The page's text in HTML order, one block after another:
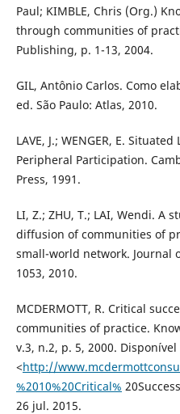
Paul; KIMBLE, Chris (Org.)
through communities of
Publishing, p. 1-13, 2004.
GIL, Antônio Carlos. Como
ed. São Paulo: Atlas, 2010.
LAVE, J.; WENGER, E.
Peripheral Participation.
Press, 1991.
LI, Z.; ZHU, T.; LAI, Wendi. A
diffusion of communities of
small-world network. Journal
1053, 2010.
MCDERMOTT, R. Critical
communities of practice.
v.3, n.2, p. 5, 2000. Disponível
<http://
%2010%20Critical%
26 jul. 2015.